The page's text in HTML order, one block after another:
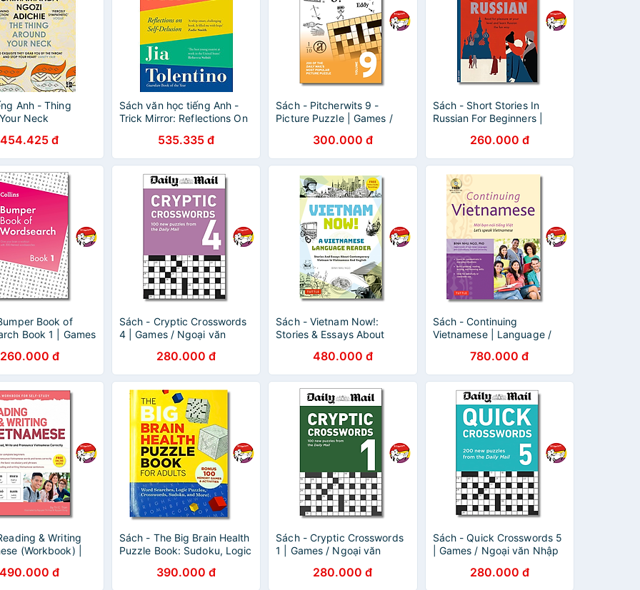
Anh - Thing
Neck
454.425 đ
Sách văn học tiếng Anh -
Trick Mirror: Reflections On
535.335 đ
Sách - Pitcherwits 9 -
Picture Puzzle | Games /
Trò chơi giải trí
300.000 đ
Sách - Short Stories In
Russian For Beginners |
Tiếng Nga / Ngoại văn
260.000 đ
Book of
Book 1 | Games
tìm từ giải trí
260.000 đ
Sách - Cryptic Crosswords
4 | Games / Ngoại văn
chữ giải trí280.000 đ
Sách - Vietnam Now!:
Stories & Essays About
(Bilingual) | Song Ngữ Việt -
Anh
480.000 đ
Sách - Continuing
Vietnamese | Language /
Tiếng Việt / Sách Nhập
khẩu
780.000 đ
& Writing
(Workbook) |
/ Nhập khẩu
490.000 đ
Sách - The Big Brain Health
Puzzle Book: Sudoku, Logic
khẩu / Sách giải trí
390.000 đ
Sách - Cryptic Crosswords
1 | Games / Ngoại văn
chữ giải trí280.000 đ
Sách - Quick Crosswords 5
| Games / Ngoại văn Nhập
280.000 đ